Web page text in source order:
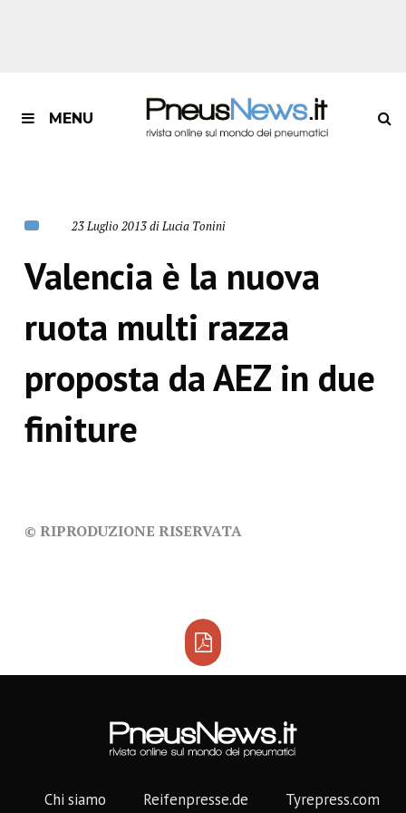
MENU
23 Luglio 2013 di Lucia Tonini
Valencia è la nuova
ruota multi razza
proposta da AEZ in due
finiture
© RIPRODUZIONE RISERVATA
Chi siamo Reifenpresse.de Tyrepress.com